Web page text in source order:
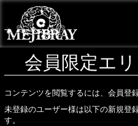
会員限定エ
コンテンツを閲覧するには、会員登
未登録のユーザー様は以下の新規登
す。